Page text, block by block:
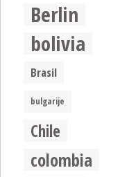
Berlin
bolivia
Brasil
bulgarije
Chile
colombia